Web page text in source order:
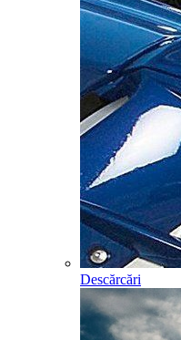
Descărcări